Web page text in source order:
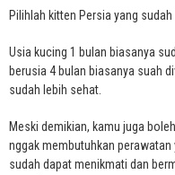
Pilihlah kitten Persia yang
Usia kucing 1 bulan biasanya
berusia 4 bulan biasanya suah
sudah lebih sehat.
Meski demikian, kamu juga
nggak membutuhkan
sudah dapat menikmati dan